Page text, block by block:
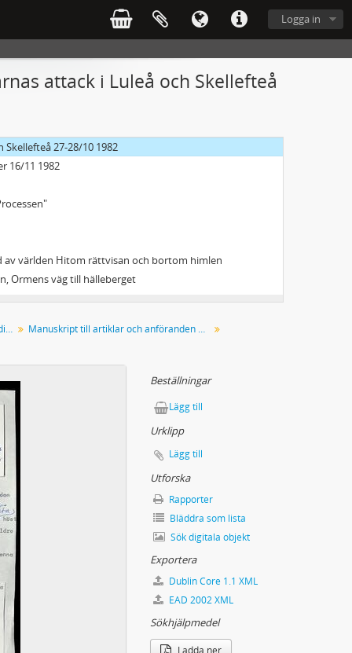
Logga in
attack i Luleå och Skellefteå
konferens om svenskämnets ställning i skolan
Bondstan
27-28/10 1982
16/11 1982
av världen Hitom rättvisan och bortom himlen
Ormens väg till hälleberget
Maria Lantz artikel
hans film"
Billie Holiday
och blad"
Márquez Världen var så ny...
kronor biter...
i repris!
Manuskript till anföranden, artiklar, radio- och TV-programinslag
Manuskript till artiklar och anföranden 1982
Beställningar
Lägg till
Urklipp
Lägg till
Utforska
Rapporter
Bläddra som lista
Sök digitala objekt
Exportera
Dublin Core 1.1 XML
EAD 2002 XML
Sökhjälpmedel
Ladda ner